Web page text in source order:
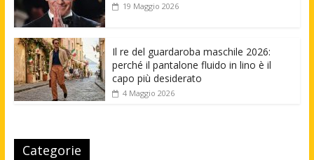
19 Maggio 2026
Il re del guardaroba maschile 2026:
perché il pantalone fluido in lino è il
capo più desiderato
4 Maggio 2026
Categorie